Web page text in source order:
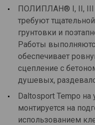
ПОЛИПЛАН® I, II,
требуют
грунтовки и
Работы
обеспечивает
сцепление с
душевых,
Daltosport Tempo
монтируется на
использованием